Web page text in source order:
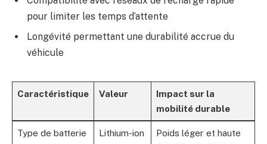
pour limiter les temps d’attente
Longévité permettant une durabilité accrue du
véhicule
Caractéristique Valeur
Impact sur la
mobilité durable
Type de batterie Lithium-ion
Poids léger et haute